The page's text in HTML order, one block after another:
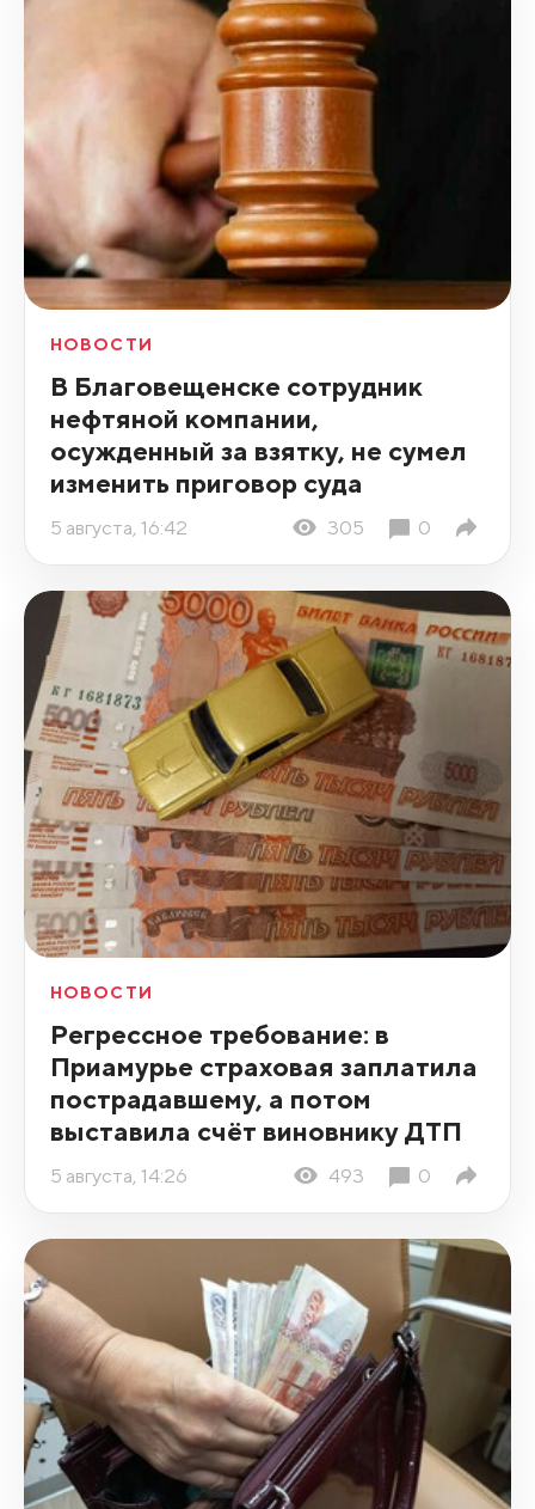
НОВОСТИ
В Благовещенске сотрудник
нефтяной компании,
осужденный за взятку, не сумел
изменить приговор суда
5 августа, 16:42 305 0
НОВОСТИ
Регрессное требование: в
Приамурье страховая заплатила
пострадавшему, а потом
выставила счёт виновнику ДТП
5 августа, 14:26 493 0